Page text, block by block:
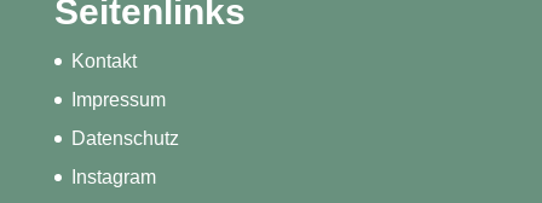
Seitenlinks
Kontakt
Impressum
Datenschutz
Instagram